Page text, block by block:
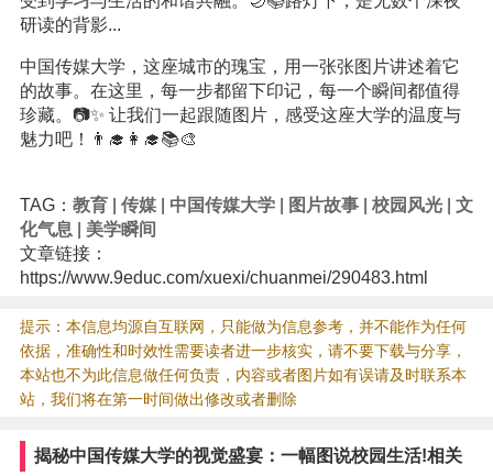
研读的背影...
中国传媒大学，这座城市的瑰宝，用一张张图片讲述着它
的故事。在这里，每一步都留下印记，每一个瞬间都值得
珍藏。📷✨ 让我们一起跟随图片，感受这座大学的温度与
魅力吧！👨‍🎓👩‍🎓📚🎨
TAG： 教育| 传媒| 中国传媒大学| 图片故事| 校园风光| 文
化气息
美学瞬间
文章链接：
https://www.9educ.com/xuexi/chuanmei/290483.html
提示：本信息均源自互联网，只能做为信息参考，并不能作为任何
依据，准确性和时效性需要读者进一步核实，请不要下载与分享，
本站也不为此信息做任何负责，内容或者图片如有误请及时联系本
站，我们将在第一时间做出修改或者删除
揭秘中国传媒大学的视觉盛宴：一幅图说校园生活!相关